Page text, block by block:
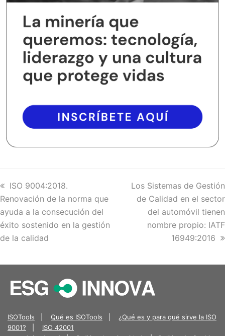
previous
post:
ISO 9004:2018.
Renovación de la norma que
ayuda a la consecución del
éxito sostenido en la gestión
de la calidad
next
post:
Los Sistemas de Gestión
de Calidad en el sector
del automóvil tienen
nombre propio: IATF
16949:2016
ISOTools Qué es ISOTools
¿Qué es y para qué sirve la ISO
9001?
ISO 42001